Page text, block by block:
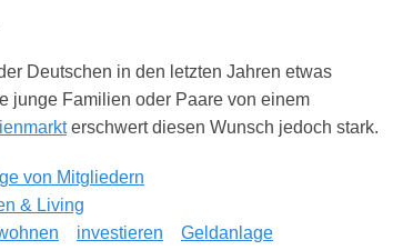
Deutschen in den letzten Jahren etwas
junge Familien oder Paare von einem
erschwert diesen Wunsch jedoch stark.
von Mitgliedern
& Living
investieren
Geldanlage